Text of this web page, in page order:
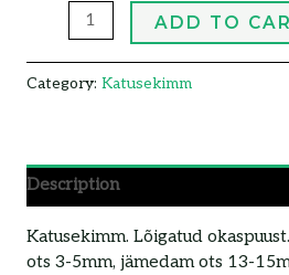
ADD TO
Category: Katusekimm
Description
Katusekimm. Lõigatud
ots 3-5mm, jämedam ots 13-